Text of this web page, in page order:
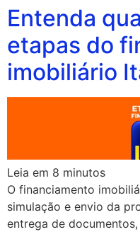
Entenda
etapas do
imobiliário
Leia em 8 minutos
O financiamento
simulação e envio da
entrega de